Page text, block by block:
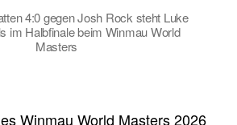
4:0 gegen Josh Rock steht Luke
im Halbfinale beim Winmau World
Masters
Winmau World Masters 2026